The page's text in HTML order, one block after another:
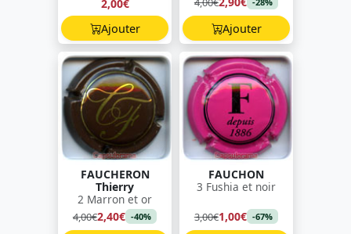
2,00€
Ajouter
Ajouter
FAUCHERON
Thierry
2 Marron et or
4,00€2,40€ -40%
FAUCHON
3 Fushia et noir
3,00€1,00€ -67%